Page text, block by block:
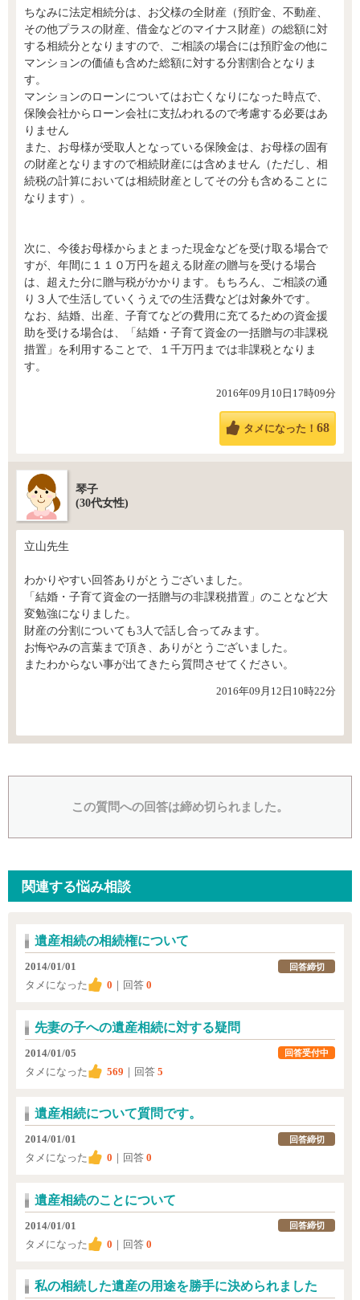
ちなみに法定相続分は、お父様の全財産（預貯金、不動産、
その他プラスの財産、借金などのマイナス財産）の総額に対
する相続分となりますので、ご相談の場合には預貯金の他に
マンションの価値も含めた総額に対する分割割合となりま
す。
マンションのローンについてはお亡くなりになった時点で、
保険会社からローン会社に支払われるので考慮する必要はあ
りません
また、お母様が受取人となっている保険金は、お母様の固有
の財産となりますので相続財産には含めません（ただし、相
続税の計算においては相続財産としてその分も含めることに
なります）。
次に、今後お母様からまとまった現金などを受け取る場合で
すが、年間に１１０万円を超える財産の贈与を受ける場合
は、超えた分に贈与税がかかります。もちろん、ご相談の通
り３人で生活していくうえでの生活費などは対象外です。
なお、結婚、出産、子育てなどの費用に充てるための資金援
助を受ける場合は、「結婚・子育て資金の一括贈与の非課税
措置」を利用することで、１千万円までは非課税となりま
す。
2016年09月10日17時09分
タメになった！ 68
琴子
(30代女性)
立山先生
わかりやすい回答ありがとうございました。
「結婚・子育て資金の一括贈与の非課税措置」のことなど大
変勉強になりました。
財産の分割についても3人で話し合ってみます。
お悔やみの言葉まで頂き、ありがとうございました。
またわからない事が出てきたら質問させてください。
2016年09月12日10時22分
この質問への回答は締め切られました。
関連する悩み相談
遺産相続の相続権について
2014/01/01
タメになった
0 ｜回答 0
回答締切
先妻の子への遺産相続に対する疑問
2014/01/05
タメになった
569 ｜回答 5
回答受付中
遺産相続について質問です。
2014/01/01
タメになった
0 ｜回答 0
回答締切
遺産相続のことについて
2014/01/01
タメになった
0 ｜回答 0
回答締切
私の相続した遺産の用途を勝手に決められました